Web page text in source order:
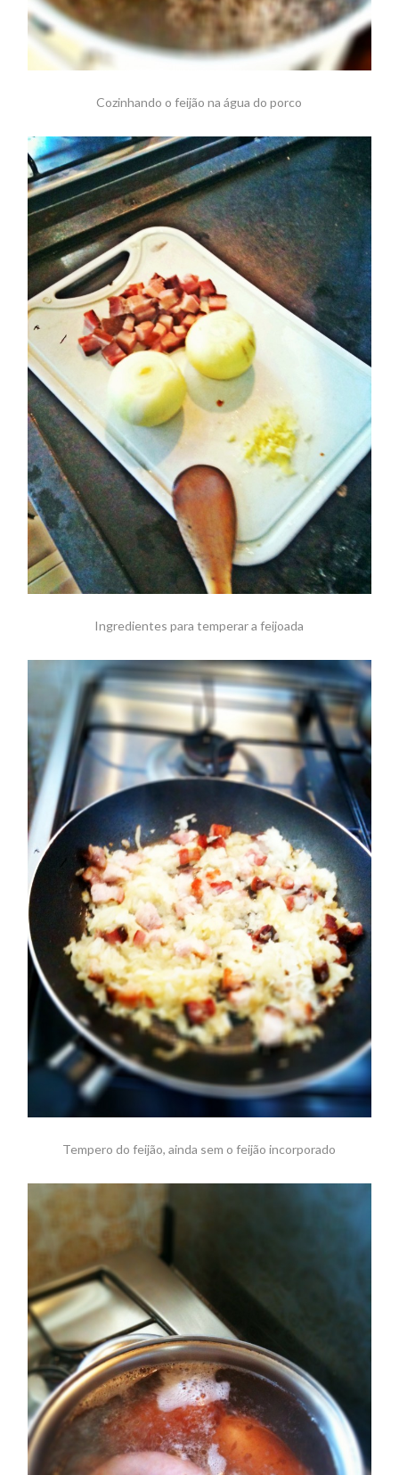
Cozinhando o feijão na água do porco
Ingredientes para temperar a feijoada
Tempero do feijão, ainda sem o feijão incorporado